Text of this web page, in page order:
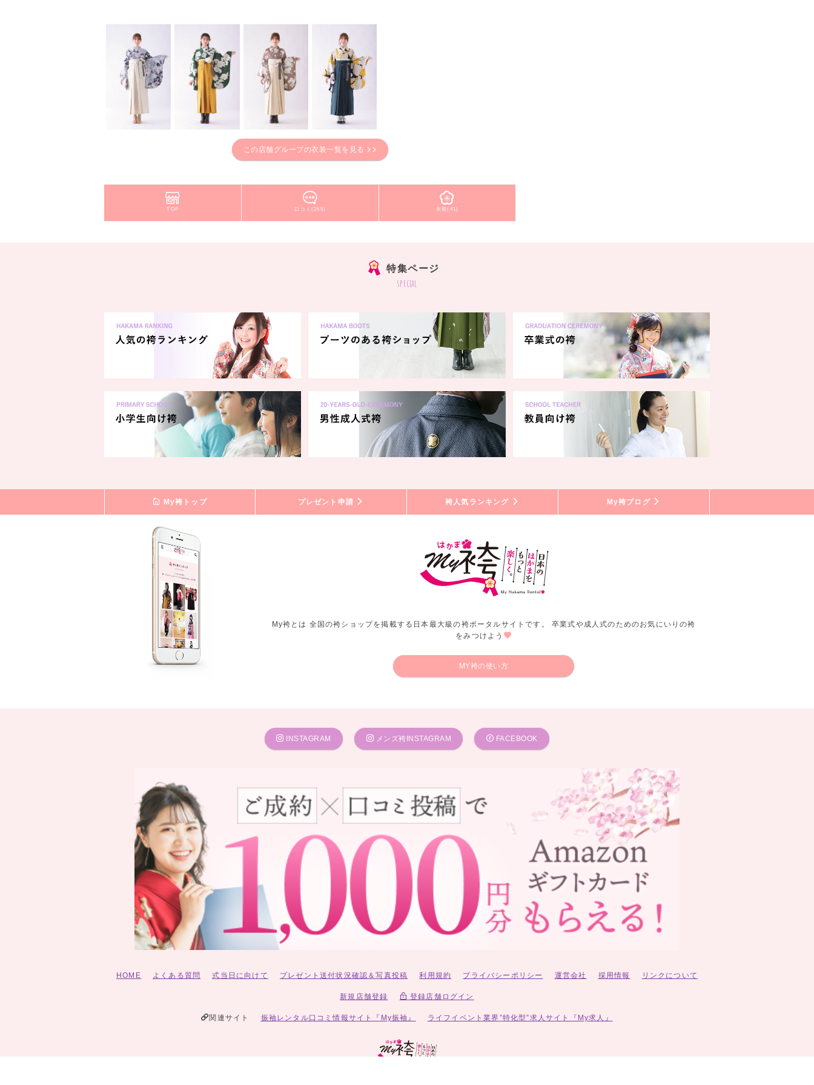
この店舗グループの衣装一覧を見る
TOP 口コミ(265) 衣装(41)
特集ページ
special
My袴トップ プレゼント申請 袴人気ランキング My袴ブログ
My袴とは 全国の袴ショップを掲載する日本最大級の袴ポータルサイトです。 卒業式や成人式のためのお気にいりの袴
をみつけよう
MY袴の使い方
INSTAGRAM メンズ袴INSTAGRAM FACEBOOK
HOME よくある質問 式当日に向けて プレゼント送付状況確認＆写真投稿 利用規約 プライバシーポリシー 運営会社 採用情報 リンクについて
新規店舗登録 登録店舗ログイン
関連サイト 振袖レンタル口コミ情報サイト『My振袖』 ライフイベント業界”特化型”求人サイト『My求人』